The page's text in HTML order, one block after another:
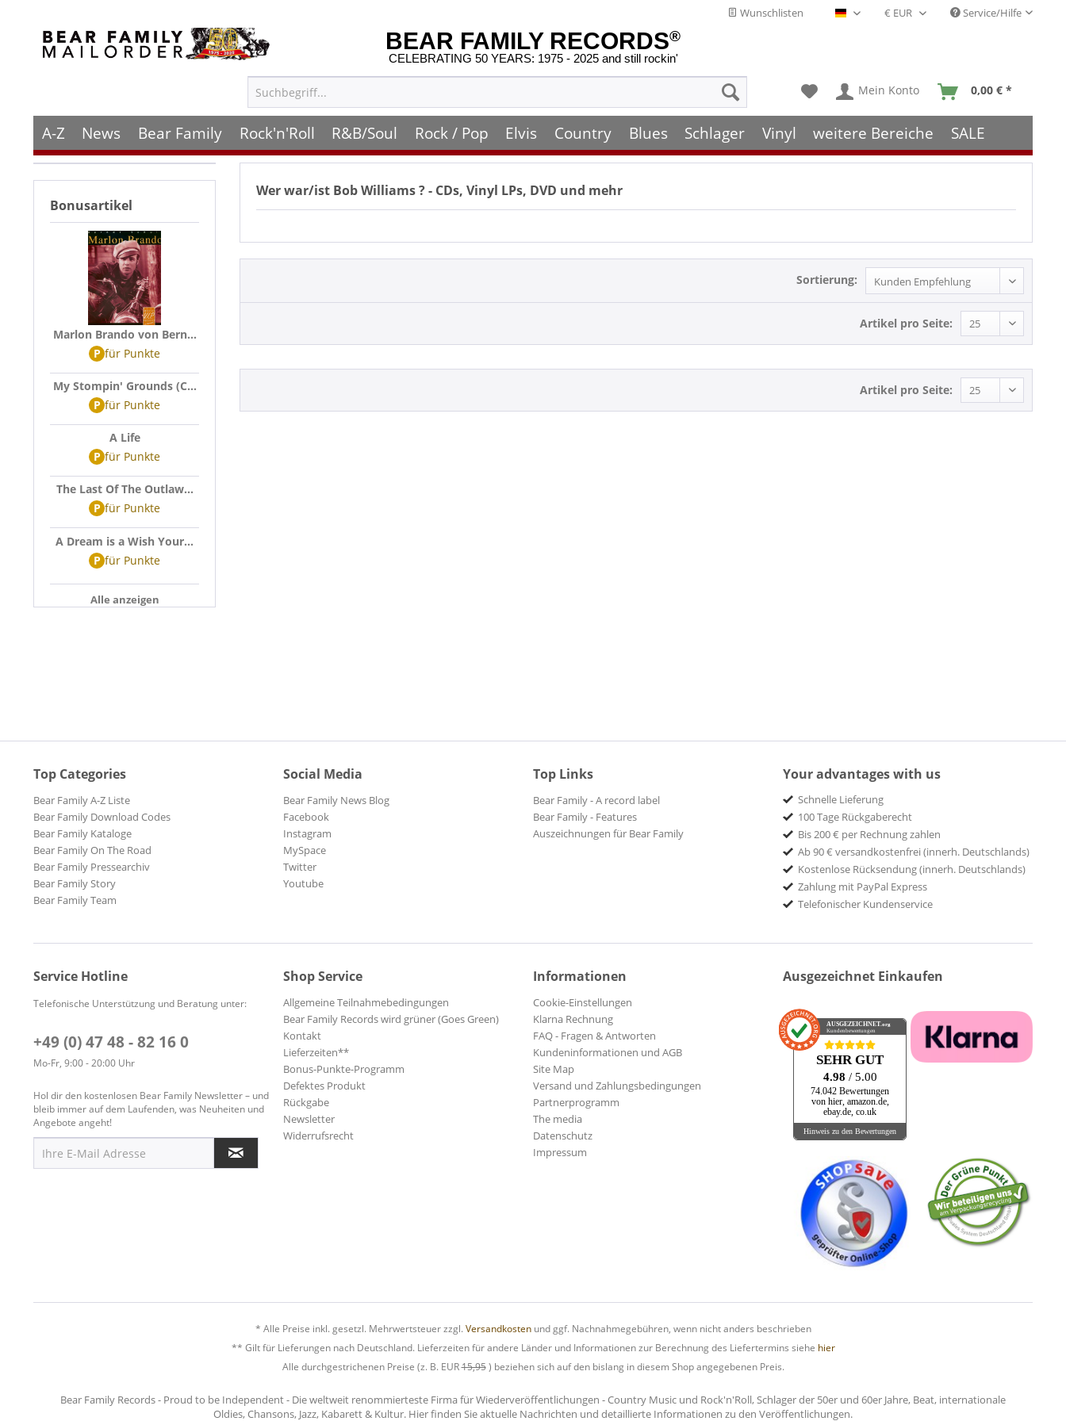
Wunschlisten Deutsch - DE Service/Hilfe
BEAR FAMILY RECORDS®
CELEBRATING 50 YEARS: 1975 - 2025 and still rockin'
Mein Konto 0,00 € *
A-Z News Bear Family Rock'n'Roll R&B/Soul Rock / Pop Elvis Country Blues Schlager Vinyl weitere Bereiche SALE
Bonusartikel
Marlon Brando von Bern...
P für Punkte
My Stompin' Grounds (C...
P für Punkte
A Life
P für Punkte
The Last Of The Outlaw...
P für Punkte
A Dream is a Wish Your...
P für Punkte
Alle anzeigen
Wer war/ist Bob Williams? - CDs, Vinyl LPs, DVD und mehr
Sortierung:
Artikel pro Seite:
Artikel pro Seite:
Top Categories
Bear Family A-Z Liste
Bear Family Download Codes
Bear Family Kataloge
Bear Family On The Road
Bear Family Pressearchiv
Bear Family Story
Bear Family Team
Social Media
Bear Family News Blog
Facebook
Instagram
MySpace
Twitter
Youtube
Top Links
Bear Family - A record label
Bear Family - Features
Auszeichnungen für Bear Family
Your advantages with us
Schnelle Lieferung
100 Tage Rückgaberecht
Bis 200 € per Rechnung zahlen
Ab 90 € versandkostenfrei (innerh. Deutschlands)
Kostenlose Rücksendung (innerh. Deutschlands)
Zahlung mit PayPal Express
Telefonischer Kundenservice
Service Hotline
Telefonische Unterstützung und Beratung unter:
+49 (0) 47 48 - 82 16 0
Mo-Fr, 9:00 - 20:00 Uhr
Hol dir den kostenlosen Bear Family Newsletter – und
bleib immer auf dem Laufenden, was Neuheiten und
Angebote angeht!
Shop Service
Allgemeine Teilnahmebedingungen
Bear Family Records wird grüner (Goes Green)
Kontakt
Lieferzeiten**
Bonus-Punkte-Programm
Defektes Produkt
Rückgabe
Newsletter
Widerrufsrecht
Informationen
Cookie-Einstellungen
Klarna Rechnung
FAQ - Fragen & Antworten
Kundeninformationen und AGB
Site Map
Versand und Zahlungsbedingungen
Partnerprogramm
The media
Datenschutz
Impressum
Ausgezeichnet Einkaufen
AUSGEZEICHNET.org
Kundenbewertungen
SEHR GUT
4.98 / 5.00
74.042 Bewertungen
von hier, amazon.de,
ebay.de, co.uk
Hinweis zu den Bewertungen
* Alle Preise inkl. gesetzl. Mehrwertsteuer zzgl. Versandkostenund ggf. Nachnahmegebühren, wenn nicht anders beschrieben
** Gilt für Lieferungen nach Deutschland. Lieferzeiten für andere Länder und Informationen zur Berechnung des Liefertermins siehe hier
Alle durchgestrichenen Preise (z. B. EUR15,95) beziehen sich auf den bislang in diesem Shop angegebenen Preis.
Bear Family Records - Proud to be Independent - Die weltweit renommierteste Firma für Wiederveröffentlichungen - Country Music und Rock'n'Roll, Schlager der 50er und 60er Jahre, Beat, internationale
Oldies, Chansons, Jazz, Kabarett & Kultur. Hier finden Sie aktuelle Nachrichten und detaillierte Informationen zu den Veröffentlichungen.